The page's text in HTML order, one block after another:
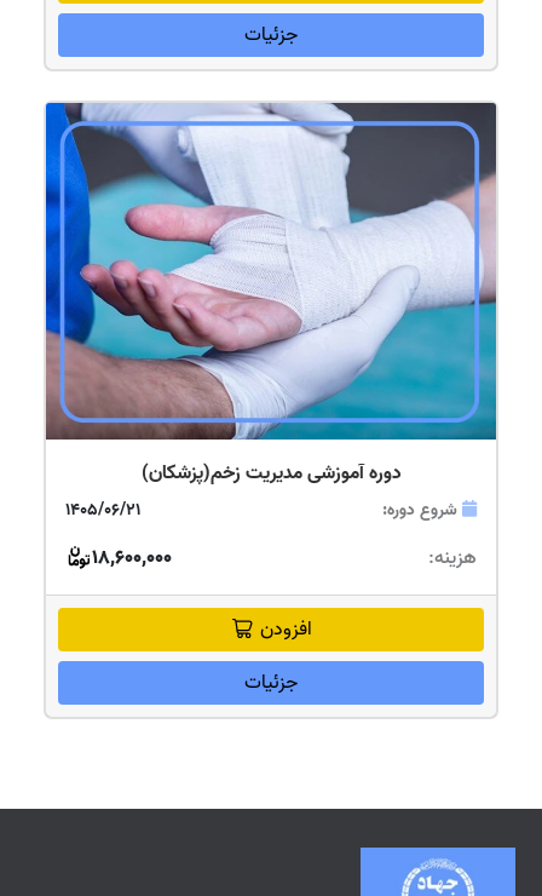
جزئیات
دوره آموزشی مدیریت زخم(پزشکان)
شروع دوره: 1405/06/21
هزینه: 18,600,000
افزودن
جزئیات